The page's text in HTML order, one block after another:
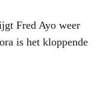
Fred Ayo weer
is het kloppende